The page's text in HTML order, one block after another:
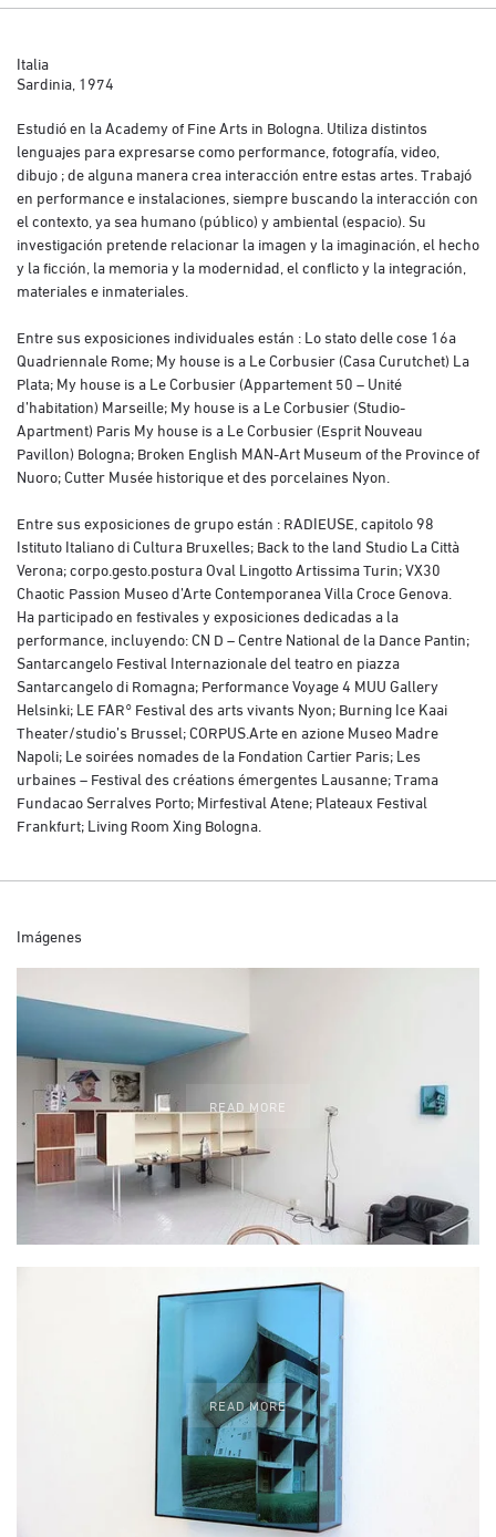
Italia
Sardinia, 1974
Estudió en la Academy of Fine Arts in Bologna. Utiliza distintos
lenguajes para expresarse como performance, fotografía, video,
dibujo ; de alguna manera crea interacción entre estas artes. Trabajó
en performance e instalaciones, siempre buscando la interacción con
el contexto, ya sea humano (público) y ambiental (espacio). Su
investigación pretende relacionar la imagen y la imaginación, el hecho
y la ficción, la memoria y la modernidad, el conflicto y la integración,
materiales e inmateriales.
Entre sus exposiciones individuales están : Lo stato delle cose 16a
Quadriennale Rome; My house is a Le Corbusier (Casa Curutchet) La
Plata; My house is a Le Corbusier (Appartement 50 – Unité
d’habitation) Marseille; My house is a Le Corbusier (Studio-
Apartment) Paris My house is a Le Corbusier (Esprit Nouveau
Pavillon) Bologna; Broken English MAN-Art Museum of the Province of
Nuoro; Cutter Musée historique et des porcelaines Nyon.
Entre sus exposiciones de grupo están : RADIEUSE, capitolo 98
Istituto Italiano di Cultura Bruxelles; Back to the land Studio La Città
Verona; corpo.gesto.postura Oval Lingotto Artissima Turin; VX30
Chaotic Passion Museo d’Arte Contemporanea Villa Croce Genova.
Ha participado en festivales y exposiciones dedicadas a la
performance, incluyendo: CN D – Centre National de la Dance Pantin;
Santarcangelo Festival Internazionale del teatro en piazza
Santarcangelo di Romagna; Performance Voyage 4 MUU Gallery
Helsinki; LE FAR° Festival des arts vivants Nyon; Burning Ice Kaai
Theater/studio’s Brussel; CORPUS.Arte en azione Museo Madre
Napoli; Le soirées nomades de la Fondation Cartier Paris; Les
urbaines – Festival des créations émergentes Lausanne; Trama
Fundacao Serralves Porto; Mirfestival Atene; Plateaux Festival
Frankfurt; Living Room Xing Bologna.
Imágenes
READ MORE
READ MORE